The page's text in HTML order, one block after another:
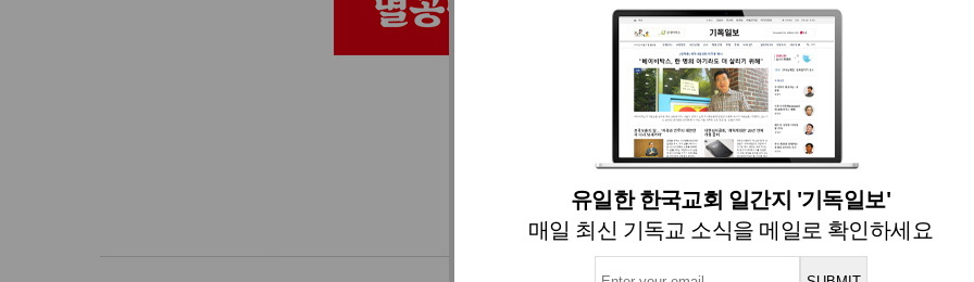
유일한 한국교회 일간지 '기독일보'
매일 최신 기독교 소식을 메일로 확인하세요
문화 도서 입력 2022. 10. 23 06:58
[신간] 하나님의 마음